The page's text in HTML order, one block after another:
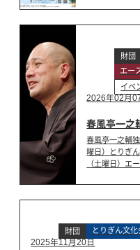
財団
エー
イベ
2026年02月
春風亭一之
春風亭一之輔
曜日）とりぎ
（土曜日）
財団 とりぎん文化
2025年11月20日